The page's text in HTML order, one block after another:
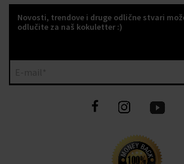
Novosti, trendove i druge odlične stvari
odlučite za naš kokuletter :)